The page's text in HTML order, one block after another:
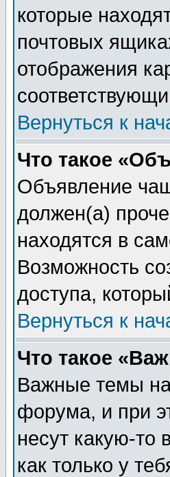
которые
почтовых
отображения
Вернуться к
Что такое
Объявление
должен(а)
находятся в
Возможность
доступа,
Вернуться к
Что такое
Важные темы
форума, и при
несут какую-
как только у